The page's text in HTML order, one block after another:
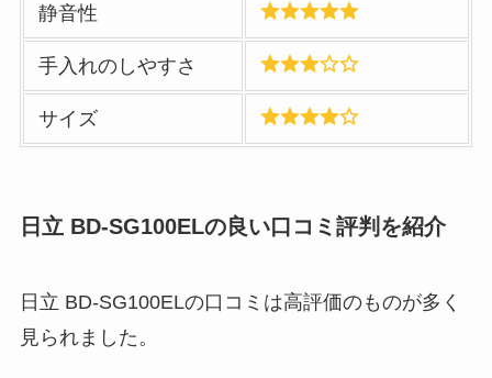
静音性
手入れのしやすさ
サイズ
日立 BD-SG100ELの良い口コミ評判を紹介
日立 BD-SG100ELの口コミは高評価のものが多く
見られました。